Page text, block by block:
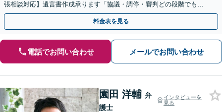
張相談対応】遺言書作成承ります「協議・調停・審判どの段階でも相
談OK」【分割・後払い利用可】【ビデオ面談あり】
料金表を見る
電話でお問い合わせ メールでお問い合わせ
園田 洋輔 弁
護士
インタビューを
見る